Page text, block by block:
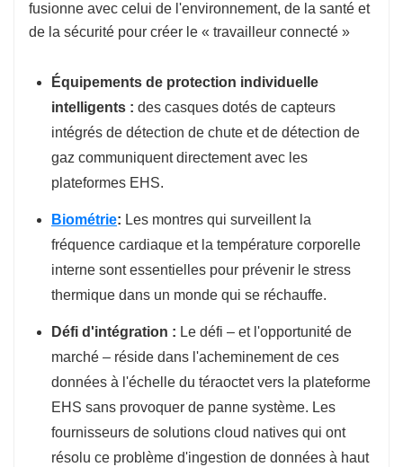
fusionne avec celui de l'environnement, de la santé et
de la sécurité pour créer le « travailleur connecté »
Équipements de protection individuelle
intelligents : des casques dotés de capteurs
intégrés de détection de chute et de détection de
gaz communiquent directement avec les
plateformes EHS.
Biométrie: Les montres qui surveillent la
fréquence cardiaque et la température corporelle
interne sont essentielles pour prévenir le stress
thermique dans un monde qui se réchauffe.
Défi d'intégration : Le défi – et l'opportunité de
marché – réside dans l'acheminement de ces
données à l'échelle du téraoctet vers la plateforme
EHS sans provoquer de panne système. Les
fournisseurs de solutions cloud natives qui ont
résolu ce problème d'ingestion de données à haut